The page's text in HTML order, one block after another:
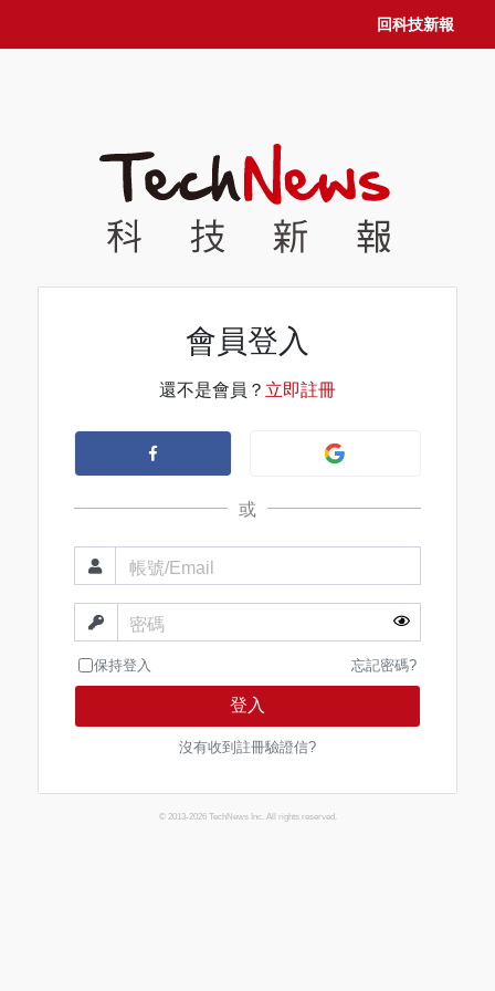
回科技新報
會員登入
還不是會員？ 立即註冊
或
帳號/Email
密碼
保持登入 忘記密碼?
登入
沒有收到註冊驗證信?
© 2013-2026 TechNews Inc. All rights reserved.